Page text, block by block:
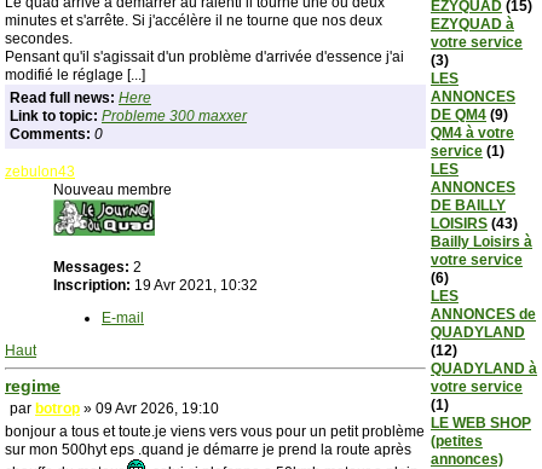
EZYQUAD (15)
EZYQUAD à
votre service
(3)
LES
ANNONCES
DE QM4 (9)
QM4 à votre
service (1)
LES
ANNONCES
DE BAILLY
LOISIRS (43)
Bailly Loisirs à
votre service
(6)
LES
ANNONCES de
QUADYLAND
(12)
QUADYLAND à
votre service
(1)
LE WEB SHOP
(petites
annonces)
minutes et s'arrête. Si j'accélère il ne tourne que nos deux
secondes.
Pensant qu'il s'agissait d'un problème d'arrivée d'essence j'ai
modifié le réglage [...]
Read full news: Here
Link to topic: Probleme 300 maxxer
Comments: 0
zebulon43
Nouveau membre
Messages: 2
Inscription: 19 Avr 2021, 10:32
E-mail
Haut
regime
par botrop » 09 Avr 2026, 19:10
bonjour a tous et toute.je viens vers vous pour un petit problème
sur mon 500hyt eps .quand je démarre je prend la route après